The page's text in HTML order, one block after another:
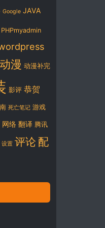
Google JAVA
PHPmyadmin
动漫 动漫补完
影评 恭贺
死亡笔记 游戏
网络 翻译 腾讯
设置 评论 配